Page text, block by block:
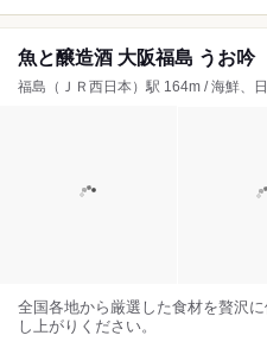
魚と醸造酒 大阪福島 うお吟
福島（ＪＲ西日本）駅 164m / 海鮮、
全国各地から厳選した食材を贅沢
し上がりください。